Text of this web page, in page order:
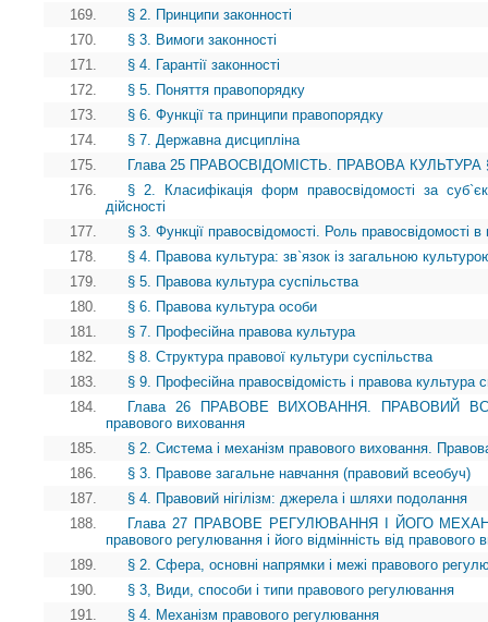
169.
§ 2. Принципи законності
170.
§ 3. Вимоги законності
171.
§ 4. Гарантії законності
172.
§ 5. Поняття правопорядку
173.
§ 6. Функції та принципи правопорядку
174.
§ 7. Державна дисципліна
175.
Глава 25 ПРАВОСВІДОМІСТЬ. ПРАВОВА КУЛЬТУРА §
176.
§ 2. Класифікація форм правосвідомості за
дійсності
177.
§ 3. Функції правосвідомості. Роль правосвідомості в
178.
§ 4. Правова культура: зв`язок із загальною
179.
§ 5. Правова культура суспільства
180.
§ 6. Правова культура особи
181.
§ 7. Професійна правова культура
182.
§ 8. Структура правової культури суспільства
183.
§ 9. Професійна правосвідомість і правова культура
184.
Глава 26 ПРАВОВЕ ВИХОВАННЯ. ПРАВОВИЙ
правового виховання
185.
§ 2. Система і механізм правового виховання.
186.
§ 3. Правове загальне навчання (правовий всеобуч)
187.
§ 4. Правовий нігілізм: джерела і шляхи подолання
188.
Глава 27 ПРАВОВЕ РЕГУЛЮВАННЯ І ЙОГО
правового регулювання і його відмінність від правового
189.
§ 2. Сфера, основні напрямки і межі правового
190.
§ 3, Види, способи і типи правового регулювання
191.
§ 4. Механізм правового регулювання